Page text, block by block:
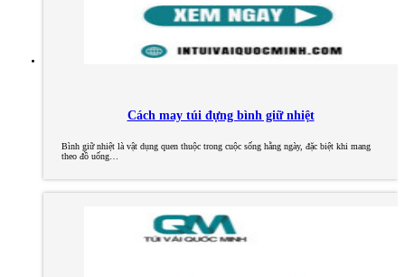
Cách may túi đựng bình giữ nhiệt
Bình giữ nhiệt là vật dụng quen thuộc trong cuộc sống hằng ngày, đặc biệt khi mang
theo đồ uống…